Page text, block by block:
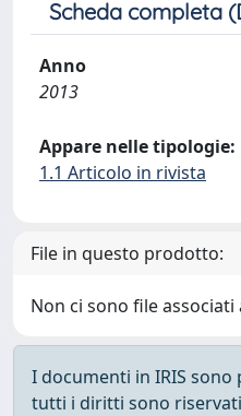
Scheda completa
Anno
2013
Appare nelle tipologie:
1.1 Articolo in rivista
File in questo prodotto:
Non ci sono file
I documenti in IRIS
tutti i diritti sono